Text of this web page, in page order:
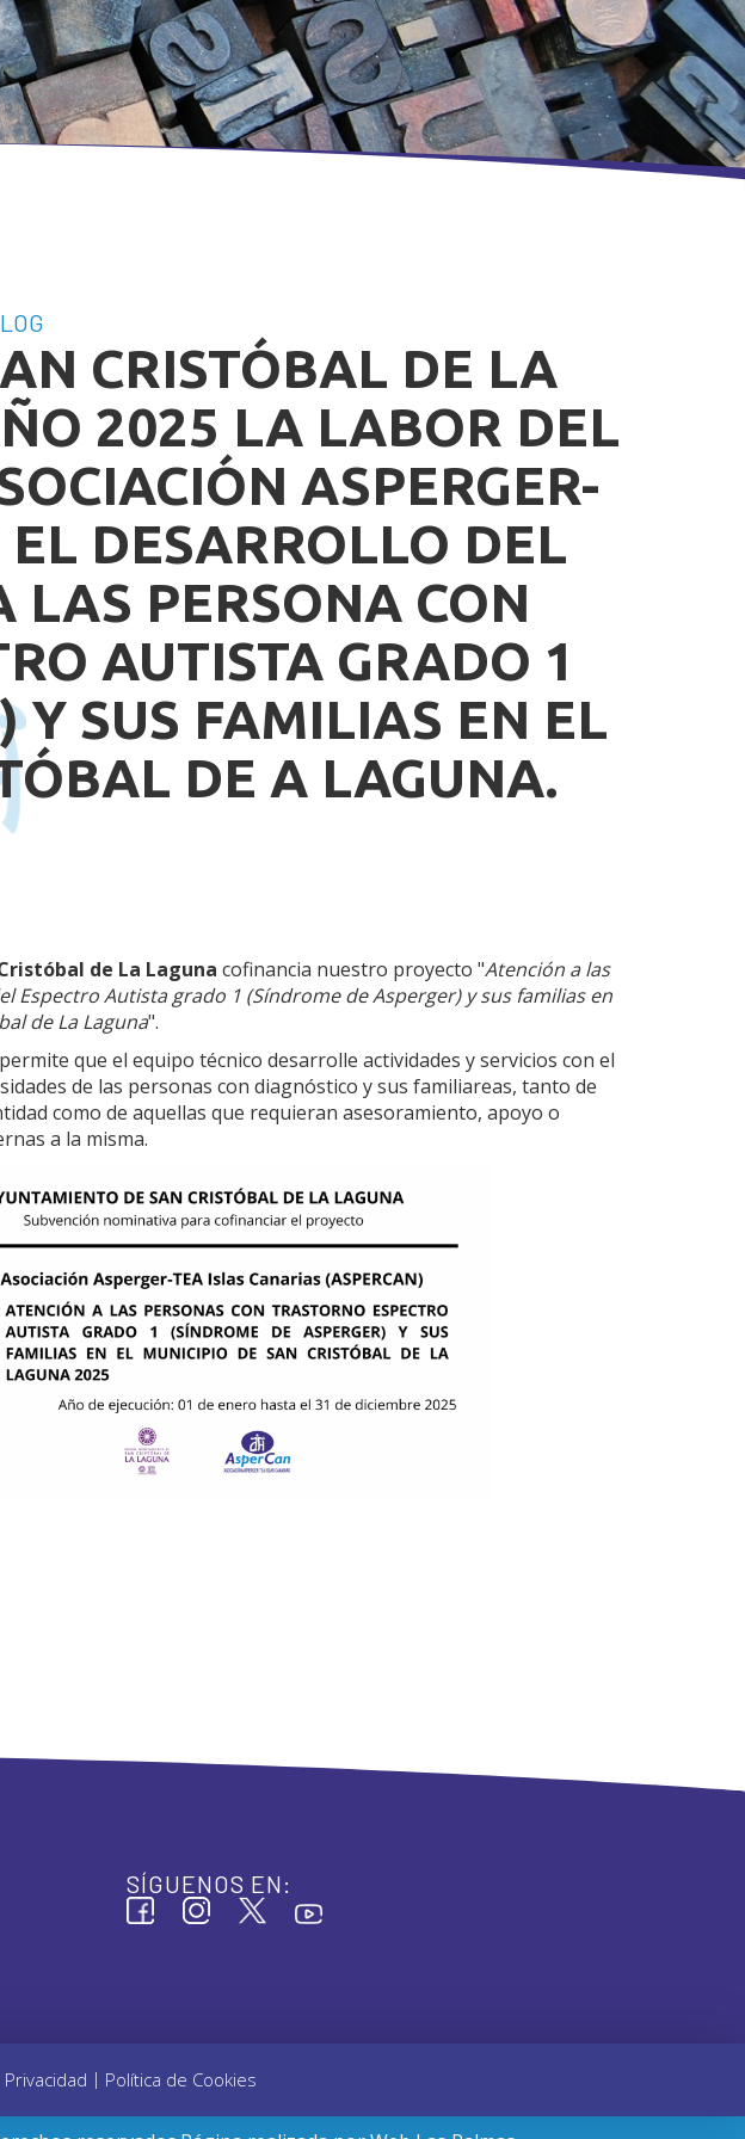
PROYECTOS
CRISTÓBAL DE LA
2025 LA LABOR DEL
ASPERGER-
DESARROLLO DEL
LAS PERSONA CON
AUTISTA GRADO 1
Y SUS FAMILIAS EN EL
DE A LAGUNA.
de La Laguna cofinancia nuestro proyecto "Atención a las
Espectro Autista grado 1 (Síndrome de Asperger) y sus familias en
de La Laguna".
que el equipo técnico desarrolle actividades y servicios con el
de las personas con diagnóstico y sus familiareas, tanto de
como de aquellas que requieran asesoramiento, apoyo o
a la misma.
SÍGUENOS EN:
| Política de Cookies